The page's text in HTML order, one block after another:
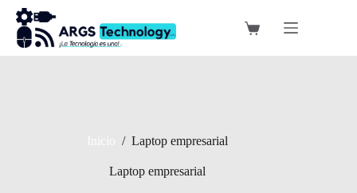
Saltar
contenido
Carro
/ Laptop empresarial
Laptop empresarial